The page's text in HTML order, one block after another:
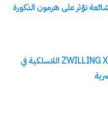
تؤثر على هرمون الذكورة
تافولا تطلق أجهزة ZWILLING Xtend اللاسلكية في